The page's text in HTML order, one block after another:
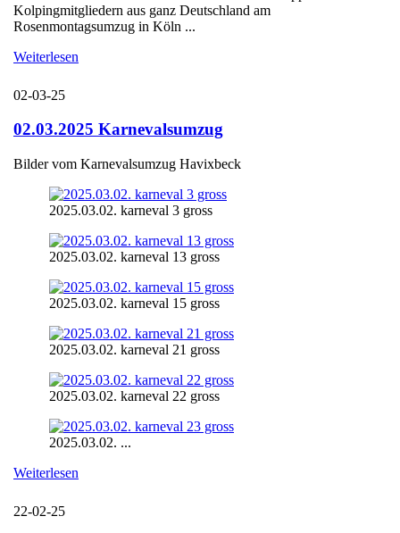
Kolpingmitgliedern aus ganz Deutschland am
Rosenmontagsumzug in Köln ...
Weiterlesen
02-03-25
02.03.2025 Karnevalsumzug
Bilder vom Karnevalsumzug Havixbeck
2025.03.02. karneval 3 gross
2025.03.02. karneval 13 gross
2025.03.02. karneval 15 gross
2025.03.02. karneval 21 gross
2025.03.02. karneval 22 gross
2025.03.02. ...
Weiterlesen
22-02-25